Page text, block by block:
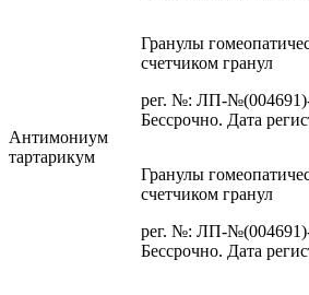
Антимониум
тартарикум
Гранулы
счетчиком гранул
рег. №: ЛП-
Бессрочно. Дата
Гранулы
счетчиком гранул
рег. №: ЛП-
Бессрочно. Дата